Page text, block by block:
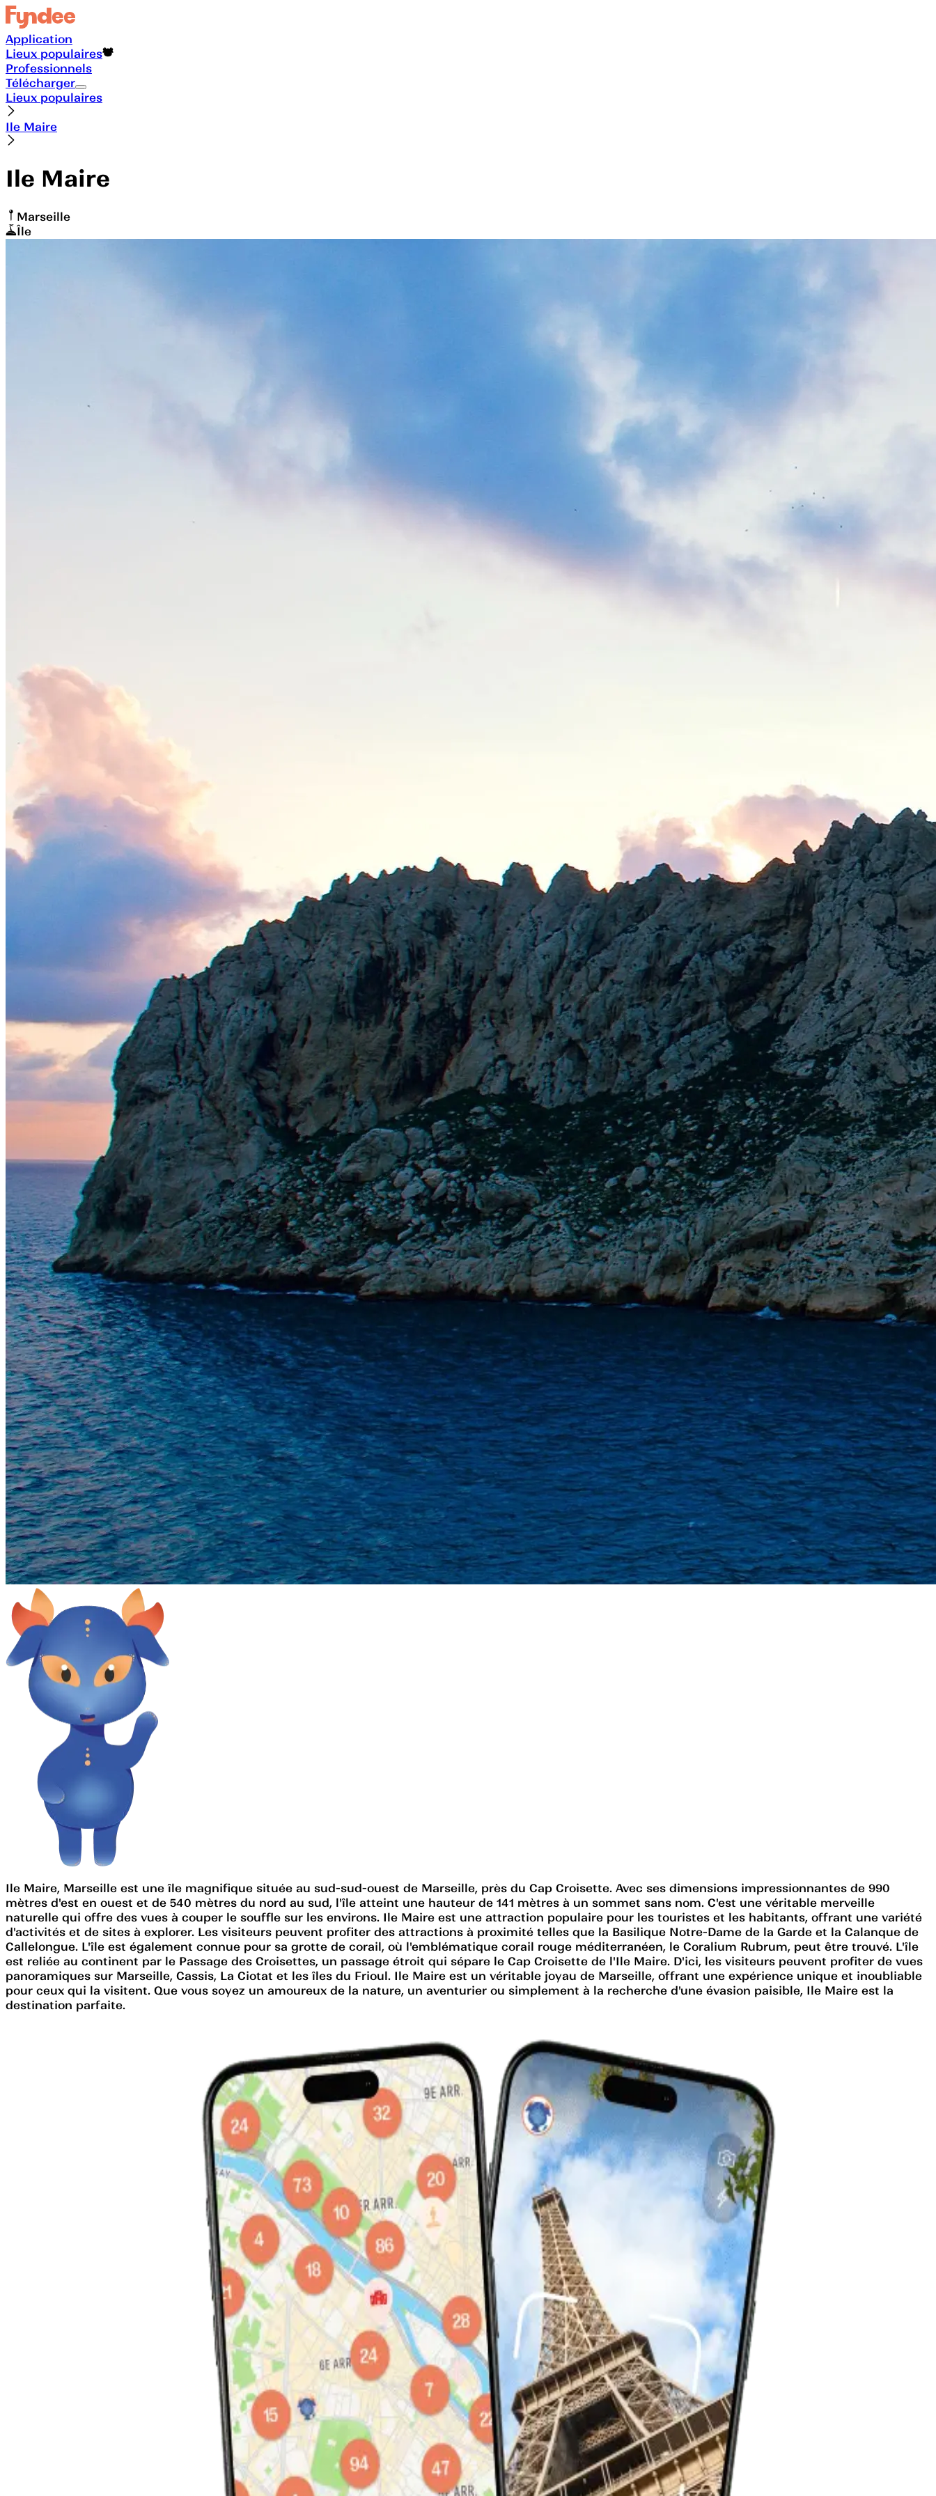
Application
Lieux populaires
Professionnels
Télécharger
Lieux populaires
Ile Maire
Ile Maire
Marseille
Île
Ile Maire, Marseille est une île magnifique située au sud-sud-ouest de Marseille, près du Cap Croisette. Avec ses dimensions impressionnantes de 990
mètres d'est en ouest et de 540 mètres du nord au sud, l'île atteint une hauteur de 141 mètres à un sommet sans nom. C'est une véritable merveille
naturelle qui offre des vues à couper le souffle sur les environs. Ile Maire est une attraction populaire pour les touristes et les habitants, offrant une variété
d'activités et de sites à explorer. Les visiteurs peuvent profiter des attractions à proximité telles que la Basilique Notre-Dame de la Garde et la Calanque de
Callelongue. L'île est également connue pour sa grotte de corail, où l'emblématique corail rouge méditerranéen, le Coralium Rubrum, peut être trouvé. L'île
est reliée au continent par le Passage des Croisettes, un passage étroit qui sépare le Cap Croisette de l'Ile Maire. D'ici, les visiteurs peuvent profiter de vues
panoramiques sur Marseille, Cassis, La Ciotat et les îles du Frioul. Ile Maire est un véritable joyau de Marseille, offrant une expérience unique et inoubliable
pour ceux qui la visitent. Que vous soyez un amoureux de la nature, un aventurier ou simplement à la recherche d'une évasion paisible, Ile Maire est la
destination parfaite.